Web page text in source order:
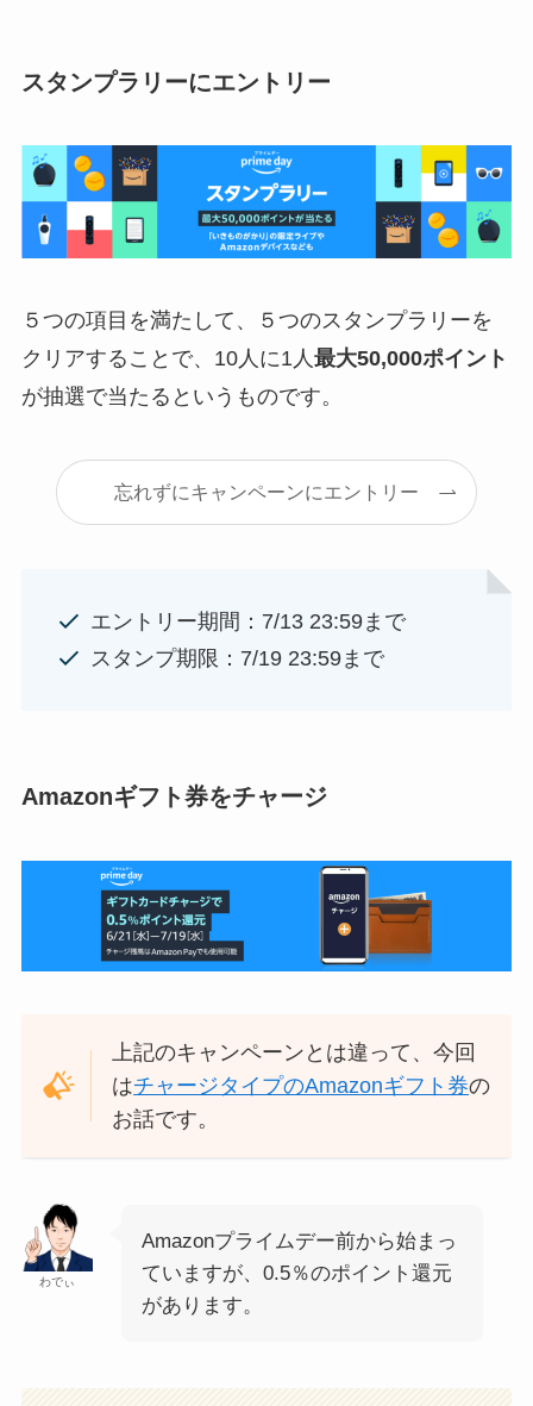
スタンプラリーにエントリー
５つの項目を満たして、５つのスタンプラリーを
クリアすることで、10人に1人最大50,000ポイント
が抽選で当たるというものです。
忘れずにキャンペーンにエントリー
エントリー期間：7/13 23:59まで
スタンプ期限：7/19 23:59まで
Amazonギフト券をチャージ
上記のキャンペーンとは違って、今回
はチャージタイプのAmazonギフト券の
お話です。
わでぃ
Amazonプライムデー前から始まっ
ていますが、0.5％のポイント還元
があります。